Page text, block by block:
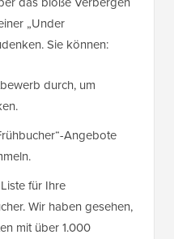
„Under
Sie können:
durch, um
Angebote
für Ihre
Wir haben gesehen,
mit über 1.000